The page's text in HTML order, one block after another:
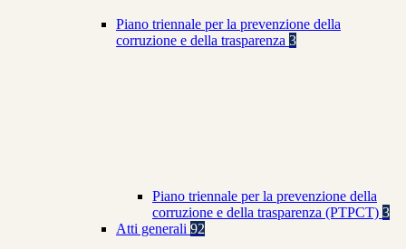
Piano triennale per la prevenzione della
corruzione e della trasparenza 3
Piano triennale per la prevenzione della
corruzione e della trasparenza (PTPCT) 3
Atti generali 92